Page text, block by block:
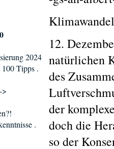
12.
natürlichen
des
der
doch die
so der
2024
Tipps .
>
.